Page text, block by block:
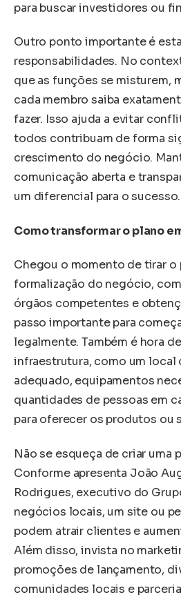
para buscar investidores ou
Outro ponto importante é
responsabilidades. No
que as funções se misturem,
cada membro saiba
fazer. Isso ajuda a evitar
todos contribuam de forma
crescimento do negócio.
comunicação aberta e
um diferencial para o sucesso.
Como transformar o plano
Chegou o momento de tirar o
formalização do negócio,
órgãos competentes e
passo importante para
legalmente. Também é hora
infraestrutura, como um local
adequado, equipamentos
quantidades de pessoas em
para oferecer os produtos ou
Não se esqueça de criar uma
Conforme apresenta João
Rodrigues, executivo do
negócios locais, um site ou
podem atrair clientes e
Além disso, invista no
promoções de lançamento,
comunidades locais e